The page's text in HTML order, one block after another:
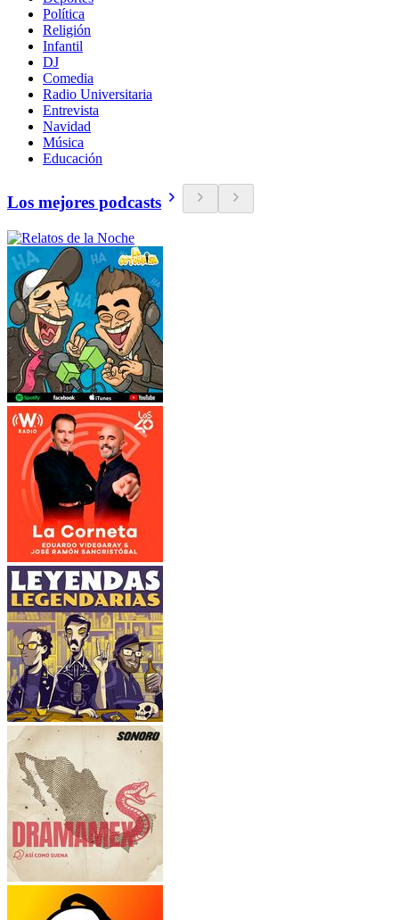
Política
Religión
Infantil
DJ
Comedia
Radio Universitaria
Entrevista
Navidad
Música
Educación
Los mejores podcasts